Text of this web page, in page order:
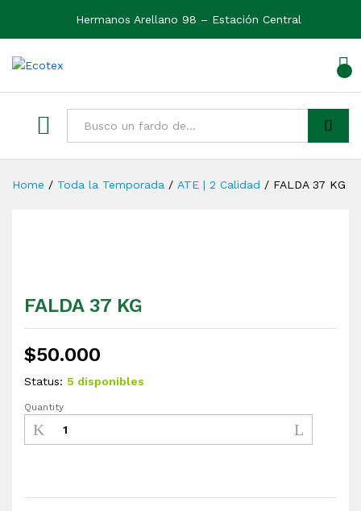
Hermanos Arellano 98 – Estación Central
Buscar
Home / Toda la Temporada / ATE | 2 Calidad / FALDA 37 KG
FALDA 37 KG
$50.000
Status: 5 disponibles
Quantity